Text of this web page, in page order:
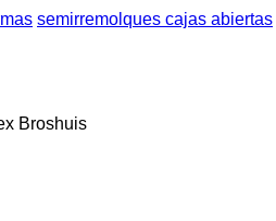
semirremolques cajas abiertas
Broshuis